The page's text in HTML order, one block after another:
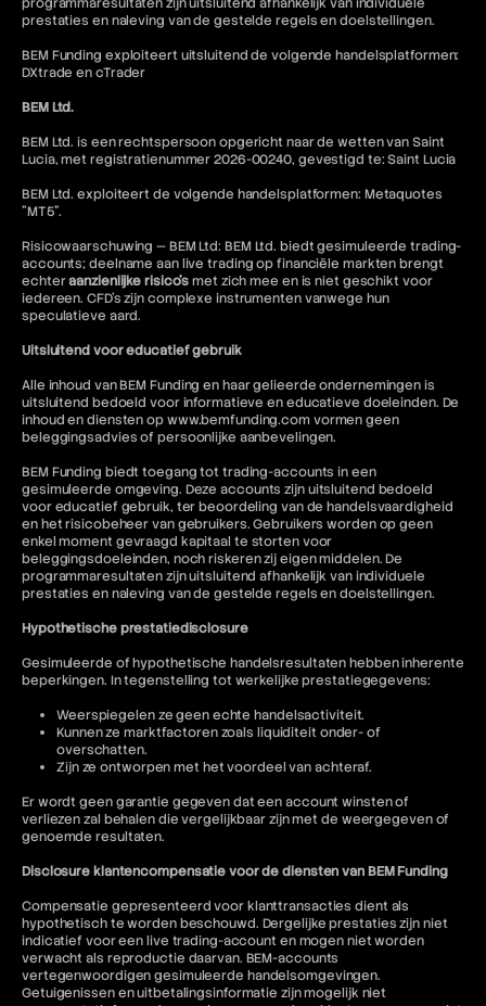
prestaties en naleving van de gestelde regels en doelstellingen.
BEM Funding exploiteert uitsluitend de volgende handelsplatformen:
DXtrade en cTrader
BEM Ltd.
BEM Ltd. is een rechtspersoon opgericht naar de wetten van Saint
Lucia, met registratienummer 2026-00240, gevestigd te: Saint Lucia
BEM Ltd. exploiteert de volgende handelsplatformen: Metaquotes
"MT5".
Risicowaarschuwing — BEM Ltd: BEM Ltd. biedt gesimuleerde trading-
accounts; deelname aan live trading op financiële markten brengt
echteraanzienlijke risico'smet zich mee en is niet geschikt voor
iedereen. CFD's zijn complexe instrumenten vanwege hun
speculatieve aard.
Uitsluitend voor educatief gebruik
Alle inhoud van BEM Funding en haar gelieerde ondernemingen is
uitsluitend bedoeld voor informatieve en educatieve doeleinden. De
inhoud en diensten op www.bemfunding.com vormen geen
beleggingsadvies of persoonlijke aanbevelingen.
BEM Funding biedt toegang tot trading-accounts in een
gesimuleerde omgeving. Deze accounts zijn uitsluitend bedoeld
voor educatief gebruik, ter beoordeling van de handelsvaardigheid
en het risicobeheer van gebruikers. Gebruikers worden op geen
enkel moment gevraagd kapitaal te storten voor
beleggingsdoeleinden, noch riskeren zij eigen middelen. De
programmaresultaten zijn uitsluitend afhankelijk van individuele
prestaties en naleving van de gestelde regels en doelstellingen.
Hypothetische prestatiedisclosure
Gesimuleerde of hypothetische handelsresultaten hebben inherente
beperkingen. In tegenstelling tot werkelijke prestatiegegevens:
Weerspiegelen ze geen echte handelsactiviteit.
Kunnen ze marktfactoren zoals liquiditeit onder- of
overschatten.
Zijn ze ontworpen met het voordeel van achteraf.
Er wordt geen garantie gegeven dat een account winsten of
verliezen zal behalen die vergelijkbaar zijn met de weergegeven of
genoemde resultaten.
Disclosure klantencompensatie voor de diensten van BEM Funding
Compensatie gepresenteerd voor klanttransacties dient als
hypothetisch te worden beschouwd. Dergelijke prestaties zijn niet
indicatief voor een live trading-account en mogen niet worden
verwacht als reproductie daarvan. BEM-accounts
vertegenwoordigen gesimuleerde handelsomgevingen.
Getuigenissen en uitbetalingsinformatie zijn mogelijk niet